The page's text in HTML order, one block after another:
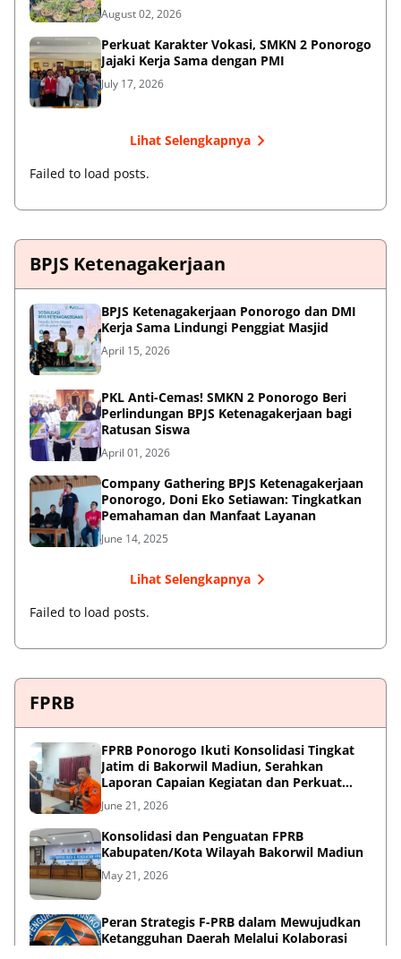
August 02, 2026
Perkuat Karakter Vokasi, SMKN 2 Ponorogo
Jajaki Kerja Sama dengan PMI
July 17, 2026
Lihat Selengkapnya
Failed to load posts.
BPJS Ketenagakerjaan
BPJS Ketenagakerjaan Ponorogo dan DMI
Kerja Sama Lindungi Penggiat Masjid
April 15, 2026
PKL Anti-Cemas! SMKN 2 Ponorogo Beri
Perlindungan BPJS Ketenagakerjaan bagi
Ratusan Siswa
April 01, 2026
Company Gathering BPJS Ketenagakerjaan
Ponorogo, Doni Eko Setiawan: Tingkatkan
Pemahaman dan Manfaat Layanan
June 14, 2025
Lihat Selengkapnya
Failed to load posts.
FPRB
FPRB Ponorogo Ikuti Konsolidasi Tingkat
Jatim di Bakorwil Madiun, Serahkan
Laporan Capaian Kegiatan dan Perkuat
Sinergi Pentahelix
June 21, 2026
Konsolidasi dan Penguatan FPRB
Kabupaten/Kota Wilayah Bakorwil Madiun
May 21, 2026
Peran Strategis F-PRB dalam Mewujudkan
Ketangguhan Daerah Melalui Kolaborasi